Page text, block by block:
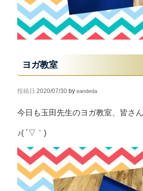
ヨガ教室
投稿日 2020/07/30 by eandeda
今日も玉田先生のヨガ教室、皆さ
♪( ´▽｀)